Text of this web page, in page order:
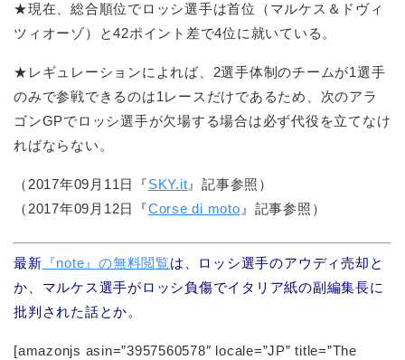
★現在、総合順位でロッシ選手は首位（マルケス＆ドヴィ
ツィオーゾ）と42ポイント差で4位に就いている。
★レギュレーションによれば、2選手体制のチームが1選手
のみで参戦できるのは1レースだけであるため、次のアラ
ゴンGPでロッシ選手が欠場する場合は必ず代役を立てなけ
ればならない。
（2017年09月11日『SKY.it 』記事参照）
（2017年09月12日『Corse di moto 』記事参照）
最新 『note』の無料閲覧は、ロッシ選手のアウディ売却と
か、マルケス選手がロッシ負傷でイタリア紙の副編集長に
批判された話とか。
[amazonjs asin=”3957560578″ locale=”JP” title=”The